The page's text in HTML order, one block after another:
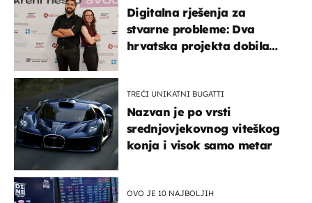
Digitalna rješenja za
stvarne probleme: Dva
hrvatska projekta dobila
TREĆI UNIKATNI BUGATTI
Nazvan je po vrsti
srednjovjekovnog viteškog
konja i visok samo metar
OVO JE 10 NAJBOLJIH